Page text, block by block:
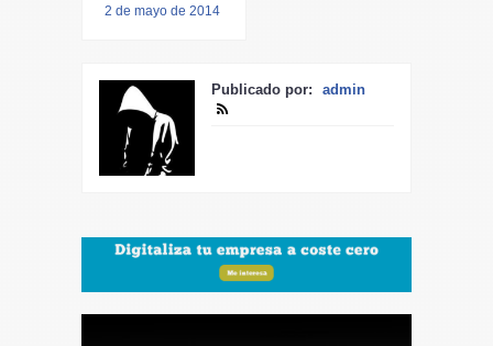
2 de mayo de 2014
Publicado por: admin